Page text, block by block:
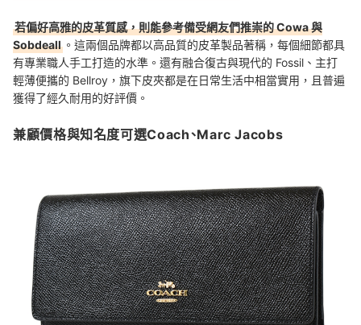
若偏好高雅的皮革質感，則能參考備受網友們推崇的 Cowa 與
Sobdeall 。這兩個品牌都以高品質的皮革製品著稱，每個細節都具
有專業職人手工打造的水準。還有融合復古與現代的 Fossil、主打
輕薄便攜的 Bellroy，旗下皮夾都是在日常生活中相當實用，且普遍
獲得了經久耐用的好評價。
兼顧價格與知名度可選Coach、Marc Jacobs